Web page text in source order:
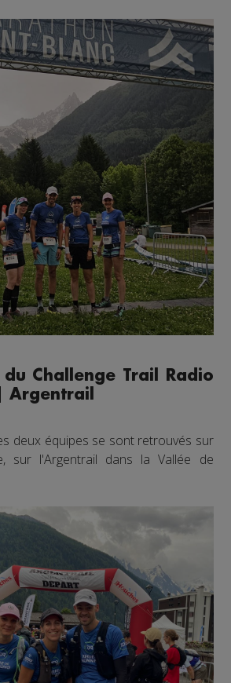
du Challenge Trail Radio
Argentrail
deux équipes se sont retrouvés sur
sur l'Argentrail dans la Vallée de